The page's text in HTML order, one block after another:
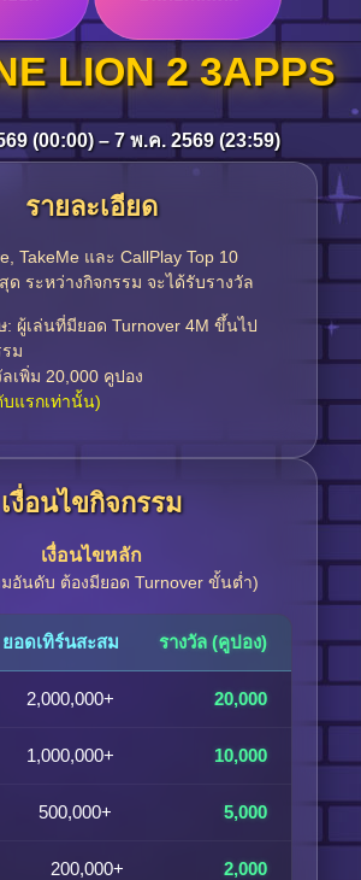
LION 2 3APPS
(00:00) – 7 พ.ค. 2569 (23:59)
รายละเอียด
TakeMe และ CallPlay Top 10
ด ระหว่างกิจกรรม จะได้รับรางวัล
: ผู้เล่นที่มียอด Turnover 4M ขึ้นไป
ม
เพิ่ม 20,000 คูปอง
แรกเท่านั้น)
เงื่อนไขกิจกรรม
เงื่อนไขหลัก
อันดับ ต้องมียอด Turnover ขั้นต่ำ)
ยอดเทิร์นสะสม รางวัล (คูปอง)
2,000,000+ 20,000
1,000,000+ 10,000
500,000+ 5,000
200,000+ 2,000